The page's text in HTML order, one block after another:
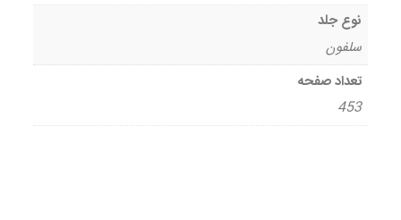
نوع جلد
سلفون
تعداد صفحه
453